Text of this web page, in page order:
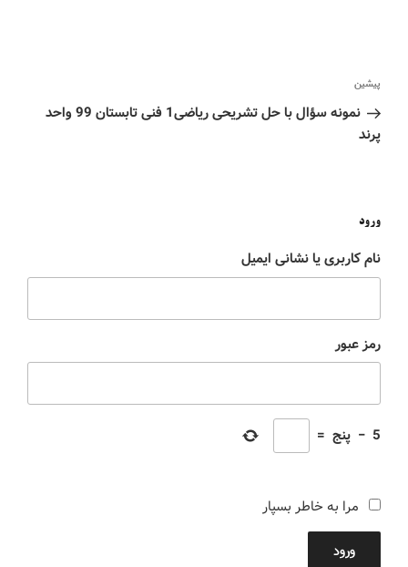
پیشین
نمونه سؤال با حل تشریحی ریاضی1 فنی تابستان 99 واحد
پرند
ورود
نام کاربری یا نشانی ایمیل
رمز عبور
5
− پنج =
مرا به خاطر بسپار
ورود